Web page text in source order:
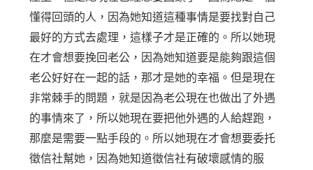
懂得回頭的人，因為她知道這種事情是要找對自己
最好的方式去處理，這樣子才是正確的。所以她現
在才會想要挽回老公，因為她知道要是能夠跟這個
老公好好在一起的話，那才是她的幸福。但是現在
非常棘手的問題，就是因為老公現在也做出了外遇
的事情來了，所以她現在要把他外遇的人給趕跑，
那麼是需要一點手段的。所以她現在才會想要委托
徵信社幫她，因為她知道徵信社有破壞感情的服